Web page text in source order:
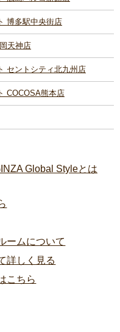
博多駅中央街店
天神店
セントシティ北九州店
COCOSA熊本店